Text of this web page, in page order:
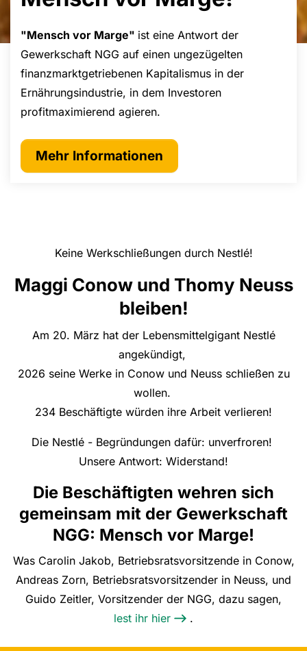
"Mensch vor Marge" ist eine Antwort der
Gewerkschaft NGG auf einen ungezügelten
finanzmarktgetriebenen Kapitalismus in der
Ernährungsindustrie, in dem Investoren
profitmaximierend agieren.
Mehr Informationen
Keine Werkschließungen durch Nestlé!
Maggi Conow und Thomy Neuss
bleiben!
Am 20. März hat der Lebensmittelgigant Nestlé
angekündigt,
2026 seine Werke in Conow und Neuss schließen zu
wollen.
234 Beschäftigte würden ihre Arbeit verlieren!
Die Nestlé - Begründungen dafür: unverfroren!
Unsere Antwort: Widerstand!
Die Beschäftigten wehren sich
gemeinsam mit der Gewerkschaft
NGG: Mensch vor Marge!
Was Carolin Jakob, Betriebsratsvorsitzende in Conow,
Andreas Zorn, Betriebsratsvorsitzender in Neuss, und
Guido Zeitler, Vorsitzender der NGG, dazu sagen,
lest ihr hier
.